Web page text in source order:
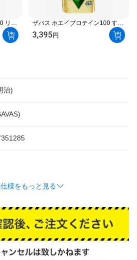
リッ
ザバス ホエイプロテイン100 すっ
きりフルーティー風味 700g 【ザ
バス(SAVAS)】 プロテイン
3,395円
治)
様をもっと見る